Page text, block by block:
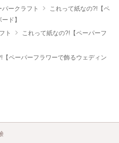
ークラフト
これって紙なの?!【ペ
ド】
ト
これって紙なの?!【ペーパーフ
【ペーパーフラワーで飾るウェディン